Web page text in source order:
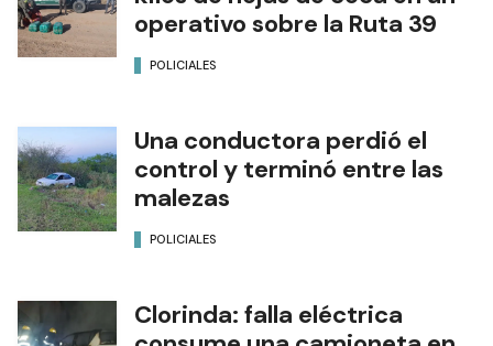
operativo sobre la Ruta 39
POLICIALES
Una conductora perdió el
control y terminó entre las
malezas
POLICIALES
Clorinda: falla eléctrica